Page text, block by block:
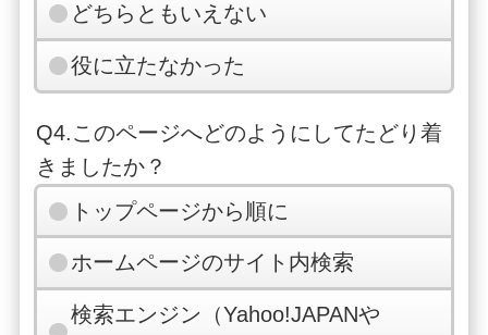
どちらともいえない
役に立たなかった
Q4.このページへどのようにしてたどり着
きましたか？
トップページから順に
ホームページのサイト内検索
検索エンジン（Yahoo!JAPANや